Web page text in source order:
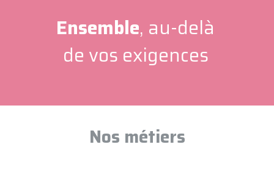
Ensemble, au-delà
de vos exigences
Nos métiers